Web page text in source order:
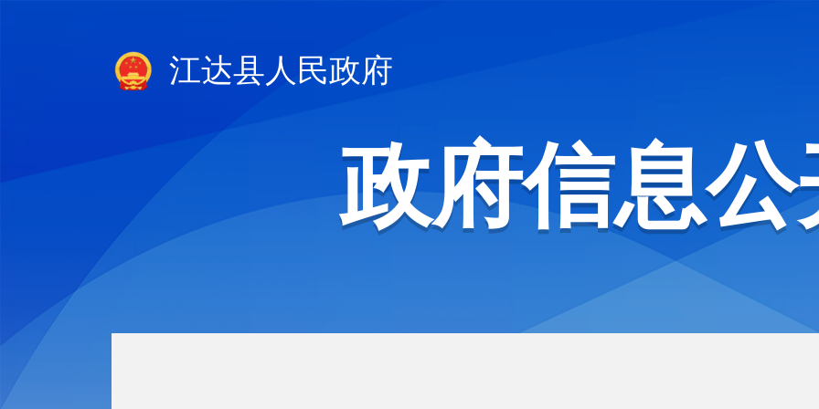
江达县人民政府
政府信息公